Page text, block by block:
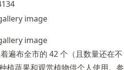
遍布全市的 42 个（且数量还在不
植蔬果和观赏植物供个人使用。参